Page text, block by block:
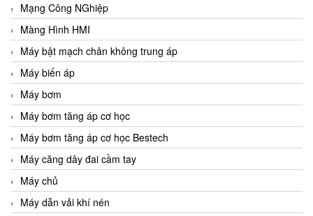
Mạng Công NGhiệp
Màng Hình HMI
Máy bật mạch chân không trung áp
Máy biến áp
Máy bơm
Máy bơm tăng áp cơ học
Máy bơm tăng áp cơ học Bestech
Máy căng dây đai cầm tay
Máy chủ
Máy dẫn vải khí nén